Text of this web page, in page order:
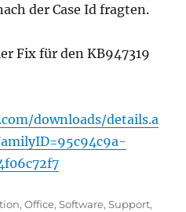
der Case Id fragten.
Fix für den KB947319
downloads/details.a
,Office,Software,Support,